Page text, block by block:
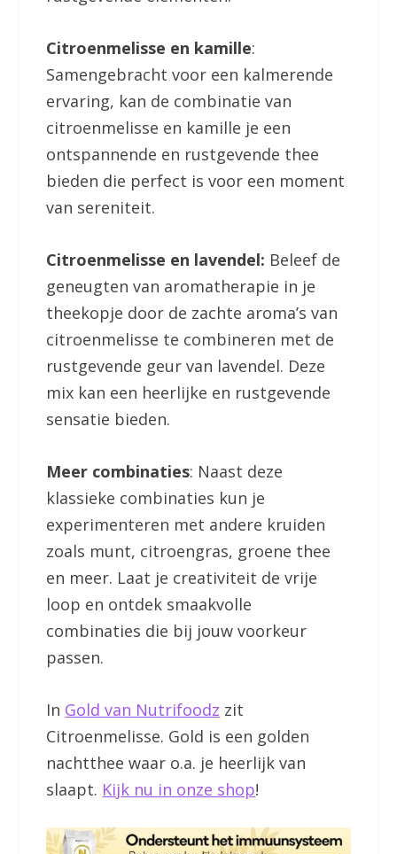
Citroenmelisse en kamille:
Samengebracht voor een kalmerende
ervaring, kan de combinatie van
citroenmelisse en kamille je een
ontspannende en rustgevende thee
bieden die perfect is voor een moment
van sereniteit.
Citroenmelisse en lavendel: Beleef de
geneugten van aromatherapie in je
theekopje door de zachte aroma’s van
citroenmelisse te combineren met de
rustgevende geur van lavendel. Deze
mix kan een heerlijke en rustgevende
sensatie bieden.
Meer combinaties: Naast deze
klassieke combinaties kun je
experimenteren met andere kruiden
zoals munt, citroengras, groene thee
en meer. Laat je creativiteit de vrije
loop en ontdek smaakvolle
combinaties die bij jouw voorkeur
passen.
In Gold van Nutrifoodz zit
Citroenmelisse. Gold is een golden
nachtthee waar o.a. je heerlijk van
slaapt. Kijk nu in onze shop!